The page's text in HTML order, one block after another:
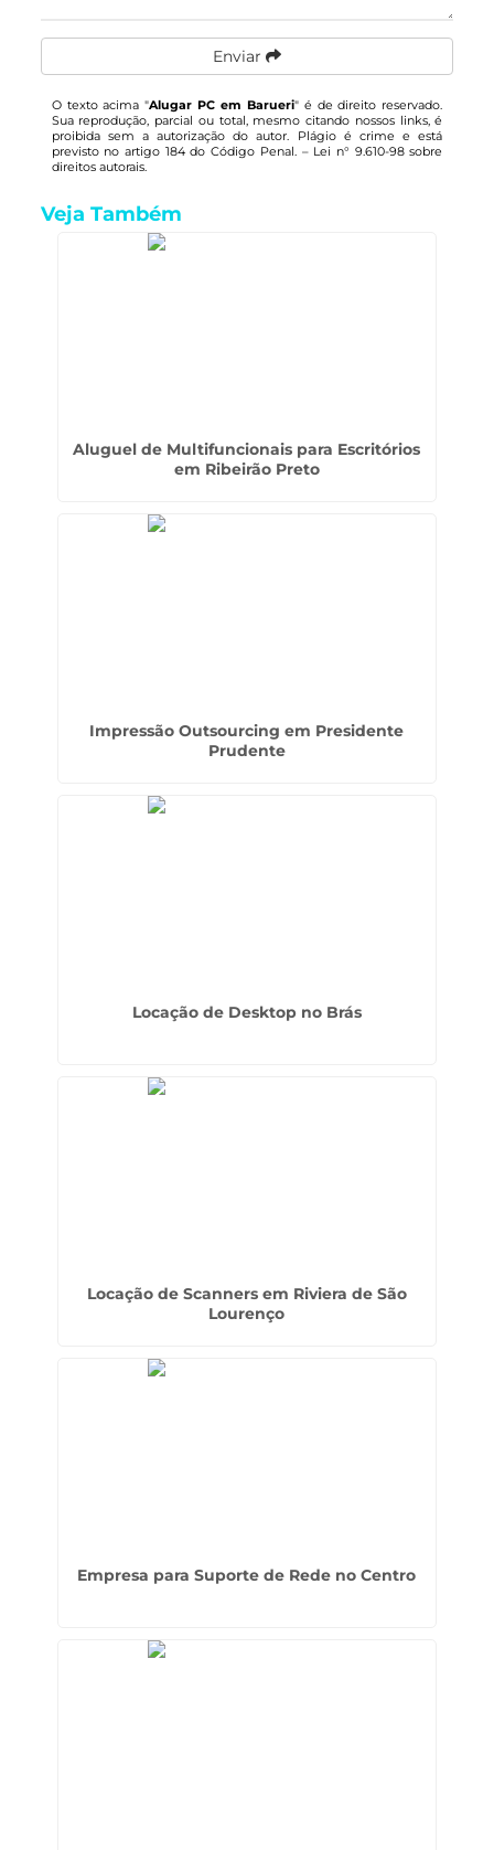
Enviar
O texto acima "Alugar PC em Barueri" é de direito reservado.
Sua reprodução, parcial ou total, mesmo citando nossos links, é
proibida sem a autorização do autor. Plágio é crime e está
previsto no artigo 184 do Código Penal. – Lei n° 9.610-98 sobre
direitos autorais.
Veja Também
Aluguel de Multifuncionais para Escritórios
em Ribeirão Preto
Impressão Outsourcing em Presidente
Prudente
Locação de Desktop no Brás
Locação de Scanners em Riviera de São
Lourenço
Empresa para Suporte de Rede no Centro